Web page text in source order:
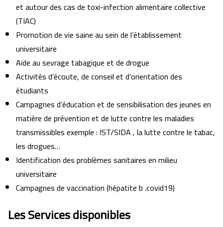
et autour des cas de toxi-infection alimentaire collective
(TIAC)
Promotion de vie saine au sein de l’établissement
universitaire
Aide au sevrage tabagique et de drogue
Activités d’écoute, de conseil et d’orientation des
étudiants
Campagnes d’éducation et de sensibilisation des jeunes en
matière de prévention et de lutte contre les maladies
transmissibles exemple : IST/SIDA , la lutte contre le tabac,
les drogues…
Identification des problèmes sanitaires en milieu
universitaire
Campagnes de vaccination (hépatite b .covid19)
Les Services disponibles